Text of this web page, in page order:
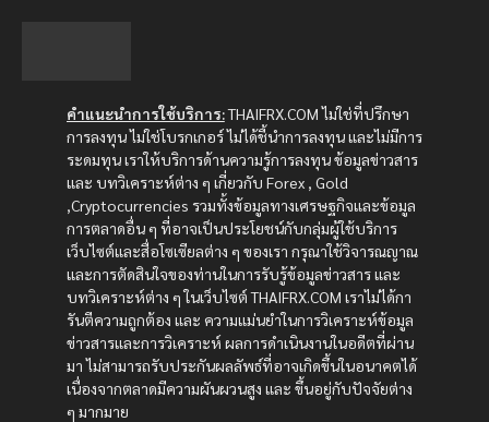
คำแนะนำการใช้บริการ:THAIFRX.COM ไม่ใช่ที่ปรึกษา
การลงทุน ไม่ใช่โบรกเกอร์ ไม่ได้ชี้นำการลงทุน และไม่มีการ
ระดมทุน เราให้บริการด้านความรู้การลงทุน ข้อมูลข่าวสาร
และ บทวิเคราะห์ต่าง ๆ เกี่ยวกับ Forex , Gold
,Cryptocurrencies รวมทั้งข้อมูลทางเศรษฐกิจและข้อมูล
การตลาดอื่น ๆ ที่อาจเป็นประโยชน์กับกลุ่มผู้ใช้บริการ
เว็บไซต์และสื่อโซเซียลต่าง ๆ ของเรา กรุณาใช้วิจารณญาณ
และการตัดสินใจของท่านในการรับรู้ข้อมูลข่าวสาร และ
บทวิเคราะห์ต่าง ๆ ในเว็บไซต์ THAIFRX.COM เราไม่ได้กา
รันตีความถูกต้อง และ ความแม่นยำในการวิเคราะห์ข้อมูล
ข่าวสารและการวิเคราะห์ ผลการดำเนินงานในอดีตที่ผ่าน
มา ไม่สามารถรับประกันผลลัพธ์ที่อาจเกิดขึ้นในอนาคตได้
เนื่องจากตลาดมีความผันผวนสูง และ ขึ้นอยู่กับปัจจัยต่าง
ๆ มากมาย